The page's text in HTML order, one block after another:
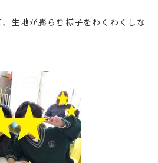
生地が膨らむ様子をわくわくしな